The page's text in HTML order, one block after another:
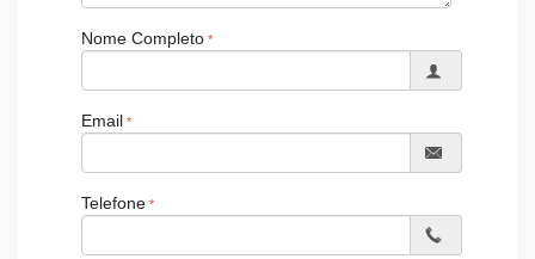
Nome Completo
Email
Telefone